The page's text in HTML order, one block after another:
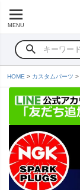
MENU
HOME カスタムパーツ